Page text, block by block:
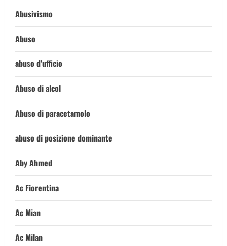
Abusivismo
Abuso
abuso d'ufficio
Abuso di alcol
Abuso di paracetamolo
abuso di posizione dominante
Aby Ahmed
Ac Fiorentina
Ac Mian
Ac Milan